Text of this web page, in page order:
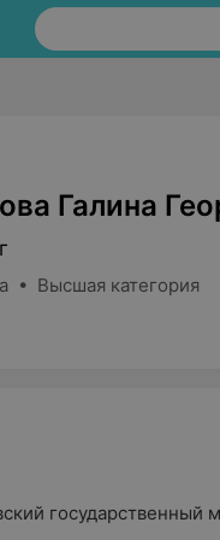
Галина
• Высшая категория
государственный